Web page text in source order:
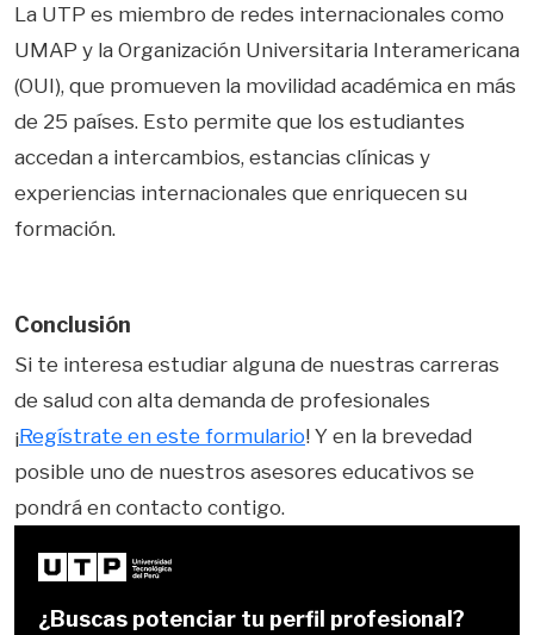
La UTP es miembro de redes internacionales como
UMAP y la Organización Universitaria Interamericana
(OUI), que promueven la movilidad académica en más
de 25 países. Esto permite que los estudiantes
accedan a intercambios, estancias clínicas y
experiencias internacionales que enriquecen su
formación.
Conclusión
Si te interesa estudiar alguna de nuestras carreras
de salud con alta demanda de profesionales
¡Regístrate en este formulario! Y en la brevedad
posible uno de nuestros asesores educativos se
pondrá en contacto contigo.
¿Buscas potenciar tu perfil profesional?